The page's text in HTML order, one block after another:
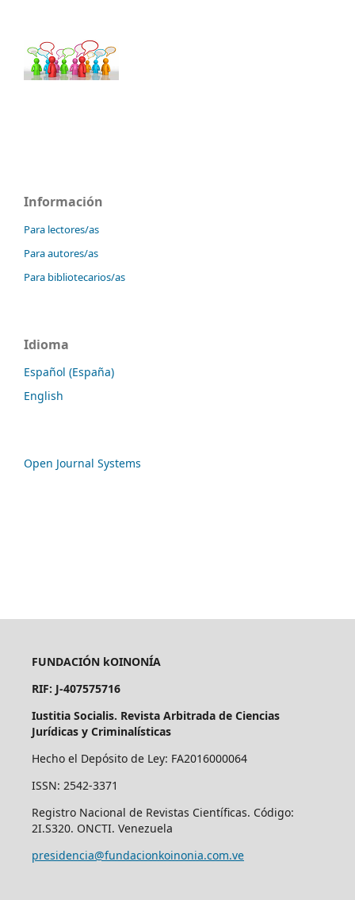
Información
Para lectores/as
Para autores/as
Para bibliotecarios/as
Idioma
Español (España)
English
Open Journal Systems
FUNDACIÓN kOINONÍA
RIF: J-407575716
Iustitia Socialis. Revista Arbitrada de Ciencias
Jurídicas y Criminalísticas
Hecho el Depósito de Ley: FA2016000064
ISSN: 2542-3371
Registro Nacional de Revistas Científicas. Código:
2I.S320. ONCTI. Venezuela
presidencia@fundacionkoinonia.com.ve